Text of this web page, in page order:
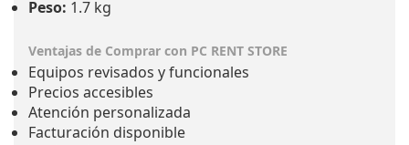
Equipos revisados y funcionales
Precios accesibles
Atención personalizada
Facturación disponible
Envíos rápidos y seguros